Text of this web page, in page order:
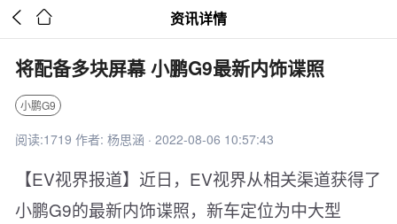
  资讯详情
将配备多块屏幕 小鹏G9最新内饰谍照
小鹏G9
阅读:1719 作者: 杨思涵 · 2022-08-06 10:57:43
【EV视界报道】近日，EV视界从相关渠道获得了
小鹏G9的最新内饰谍照，新车定位为中大型